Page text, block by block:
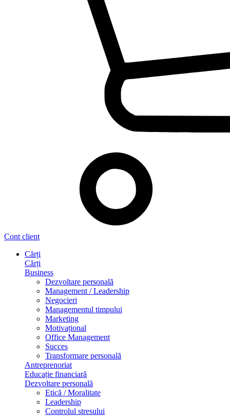
Cont client
Cărți
Cărți
Business
Dezvoltare personală
Management / Leadership
Negocieri
Managementul timpului
Marketing
Motivațional
Office Management
Succes
Transformare personală
Antreprenoriat
Educație financiară
Dezvoltare personală
Etică / Moralitate
Leadership
Controlul stresului